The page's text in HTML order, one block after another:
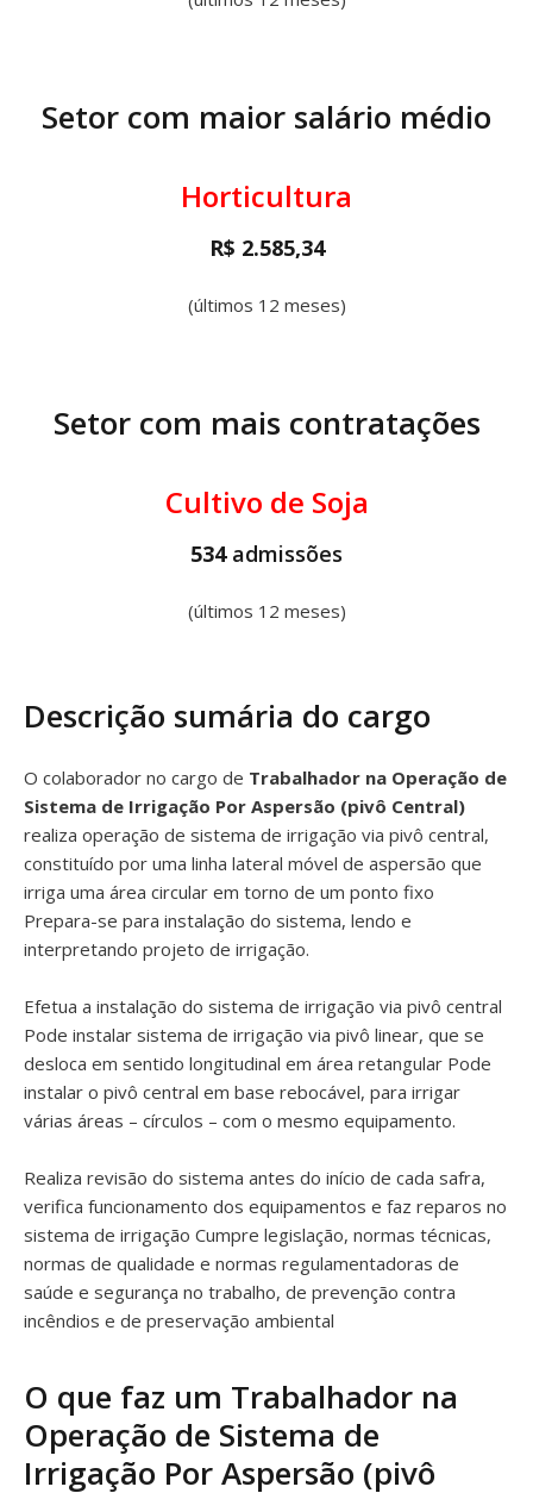
Setor com maior salário médio
Horticultura
R$ 2.585,34
(últimos 12 meses)
Setor com mais contratações
Cultivo de Soja
534 admissões
(últimos 12 meses)
Descrição sumária do cargo
O colaborador no cargo de Trabalhador na Operação de
Sistema de Irrigação Por Aspersão (pivô Central)
realiza operação de sistema de irrigação via pivô central,
constituído por uma linha lateral móvel de aspersão que
irriga uma área circular em torno de um ponto fixo
Prepara-se para instalação do sistema, lendo e
interpretando projeto de irrigação.
Efetua a instalação do sistema de irrigação via pivô central
Pode instalar sistema de irrigação via pivô linear, que se
desloca em sentido longitudinal em área retangular Pode
instalar o pivô central em base rebocável, para irrigar
várias áreas – círculos – com o mesmo equipamento.
Realiza revisão do sistema antes do início de cada safra,
verifica funcionamento dos equipamentos e faz reparos no
sistema de irrigação Cumpre legislação, normas técnicas,
normas de qualidade e normas regulamentadoras de
saúde e segurança no trabalho, de prevenção contra
incêndios e de preservação ambiental
O que faz um Trabalhador na
Operação de Sistema de
Irrigação Por Aspersão (pivô